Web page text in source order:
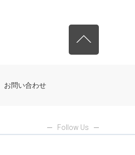
お問い合わせ
Follow Us